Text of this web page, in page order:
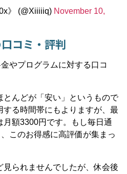
》 (@Xiiiiiq) November 10,
コミ・評判
やプログラムに対する口コ
んどが「安い」というもので
する時間帯にもよりますが、最
月額3300円です。もし毎日通
このお得感に高評価が集まっ
られませんでしたが、休会後